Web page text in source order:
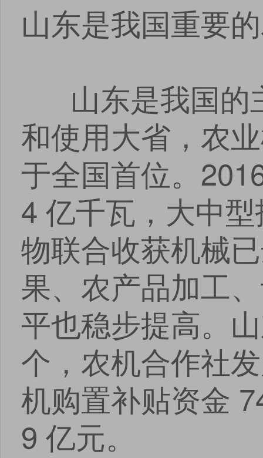
山东是我国重要
山东是我国的
和使用大省，农
于全国首位。
4 亿千瓦，大中
物联合收获机械
果、农产品加工
平也稳步提高。
个，农机合作社
机购置补贴资金
9 亿元。